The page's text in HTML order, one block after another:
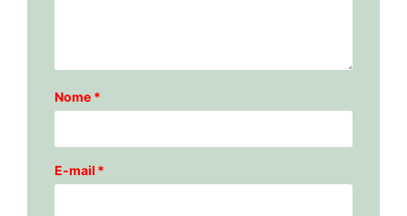
Nome *
E-mail *